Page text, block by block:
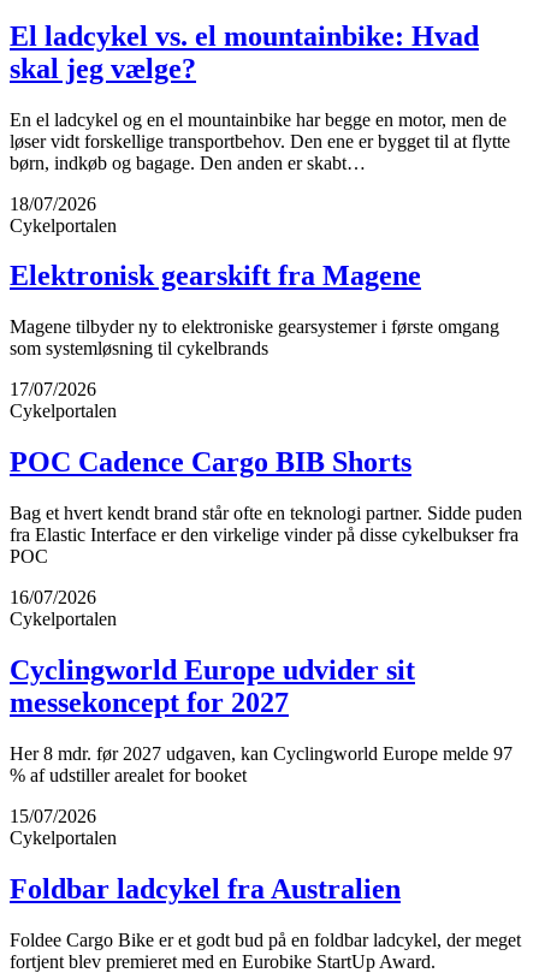
El ladcykel vs. el mountainbike: Hvad
skal jeg vælge?
En el ladcykel og en el mountainbike har begge en motor, men de
løser vidt forskellige transportbehov. Den ene er bygget til at flytte
børn, indkøb og bagage. Den anden er skabt…
18/07/2026
Cykelportalen
Elektronisk gearskift fra Magene
Magene tilbyder ny to elektroniske gearsystemer i første omgang
som systemløsning til cykelbrands
17/07/2026
Cykelportalen
POC Cadence Cargo BIB Shorts
Bag et hvert kendt brand står ofte en teknologi partner. Sidde puden
fra Elastic Interface er den virkelige vinder på disse cykelbukser fra
POC
16/07/2026
Cykelportalen
Cyclingworld Europe udvider sit
messekoncept for 2027
Her 8 mdr. før 2027 udgaven, kan Cyclingworld Europe melde 97
% af udstiller arealet for booket
15/07/2026
Cykelportalen
Foldbar ladcykel fra Australien
Foldee Cargo Bike er et godt bud på en foldbar ladcykel, der meget
fortjent blev premieret med en Eurobike StartUp Award.